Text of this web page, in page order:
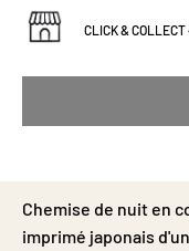
CLICK & COLLECT
Chemise de nuit en
imprimé japonais